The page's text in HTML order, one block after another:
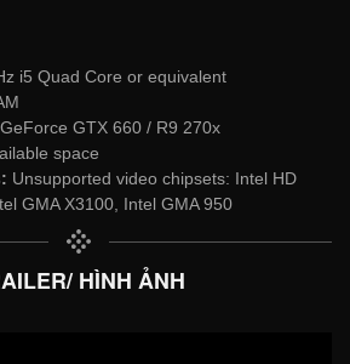
i5 Quad Core or equivalent
GTX 660 / R9 270x
space
Unsupported video chipsets: Intel HD
GMA X3100, Intel GMA 950
HÌNH ẢNH